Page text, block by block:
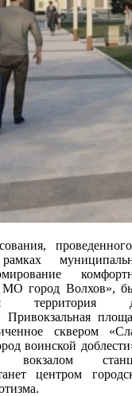
МО город Волхов»,
территория
Привокзальная
сквером
воинской
вокзалом
центром